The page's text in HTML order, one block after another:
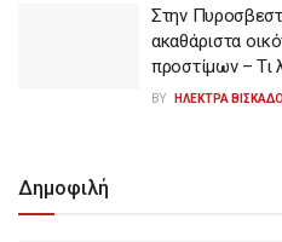
Στην
ακαθάριστα
προστίμων – Τι
BY ΗΛΕΚΤΡΑ
Δημοφιλή